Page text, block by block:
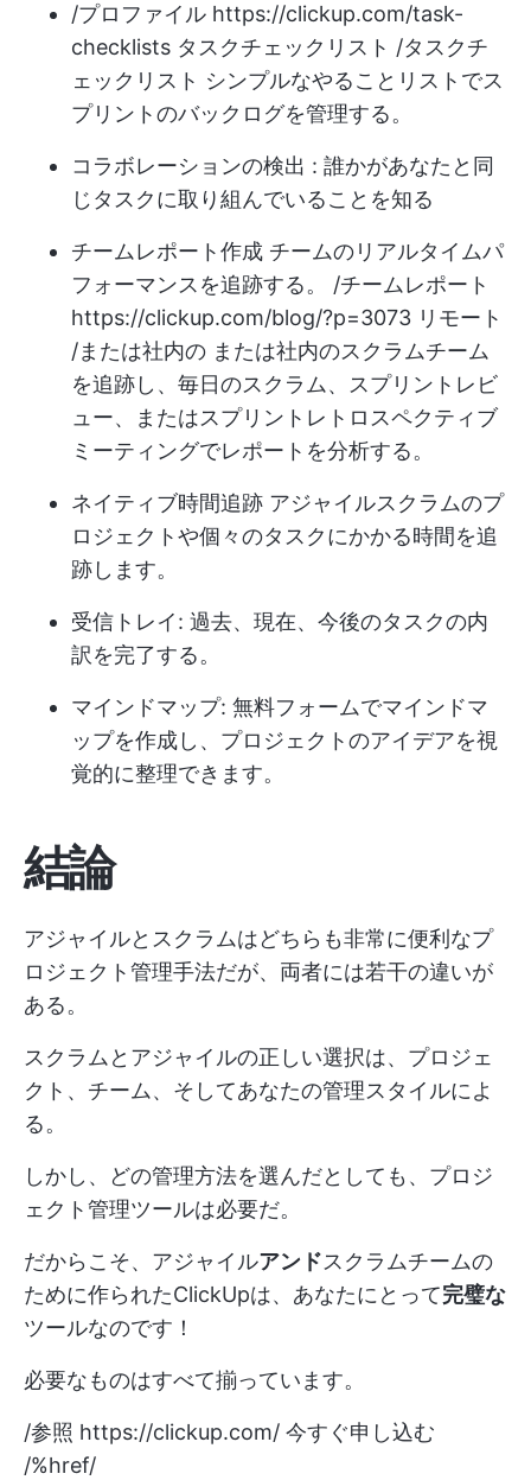
/プロファイル https://clickup.com/task-
checklists タスクチェックリスト /タスクチ
ェックリスト シンプルなやることリストでス
プリントのバックログを管理する。
コラボレーションの検出 : 誰かがあなたと同
じタスクに取り組んでいることを知る
チームレポート作成 チームのリアルタイムパ
フォーマンスを追跡する。 /チームレポート
https://clickup.com/blog/?p=3073 リモート
/または社内の または社内のスクラムチーム
を追跡し、毎日のスクラム、スプリントレビ
ュー、またはスプリントレトロスペクティブ
ミーティングでレポートを分析する。
ネイティブ時間追跡 アジャイルスクラムのプ
ロジェクトや個々のタスクにかかる時間を追
跡します。
受信トレイ: 過去、現在、今後のタスクの内
訳を完了する。
マインドマップ: 無料フォームでマインドマ
ップを作成し、プロジェクトのアイデアを視
覚的に整理できます。
結論
アジャイルとスクラムはどちらも非常に便利なプ
ロジェクト管理手法だが、両者には若干の違いが
ある。
スクラムとアジャイルの正しい選択は、プロジェ
クト、チーム、そしてあなたの管理スタイルによ
る。
しかし、どの管理方法を選んだとしても、プロジ
ェクト管理ツールは必要だ。
だからこそ、アジャイルアンドスクラムチームの
ために作られたClickUpは、あなたにとって完璧な
ツールなのです！
必要なものはすべて揃っています。
/参照 https://clickup.com/ 今すぐ申し込む
/%href/